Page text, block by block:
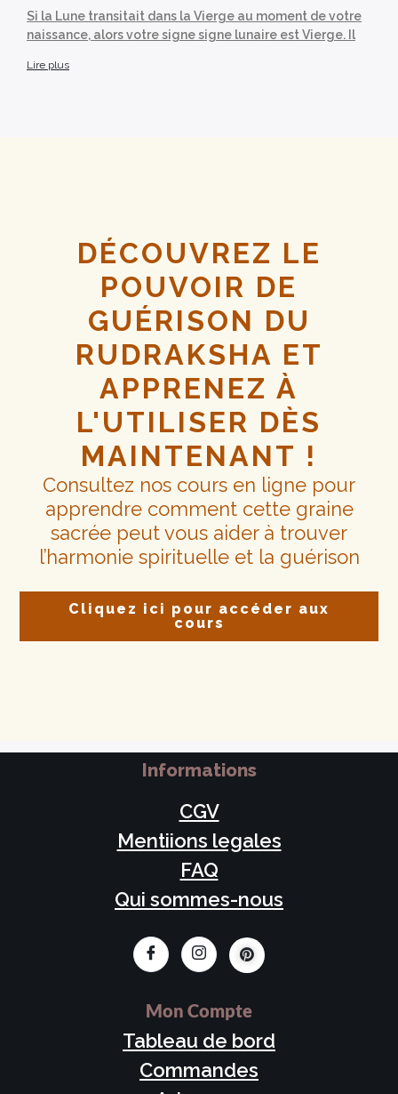
Si la Lune transitait dans la Vierge au moment de votre
naissance, alors votre signe signe lunaire est Vierge. Il
Lire plus
DÉCOUVREZ LE
POUVOIR DE
GUÉRISON DU
RUDRAKSHA ET
APPRENEZ À
L'UTILISER DÈS
MAINTENANT !
Consultez nos cours en ligne pour
apprendre comment cette graine
sacrée peut vous aider à trouver
l’harmonie spirituelle et la guérison
Cliquez ici pour accéder aux
cours
Informations
CGV
Mentiions legales
FAQ
Qui sommes-nous
Mon Compte
Tableau de bord
Commandes